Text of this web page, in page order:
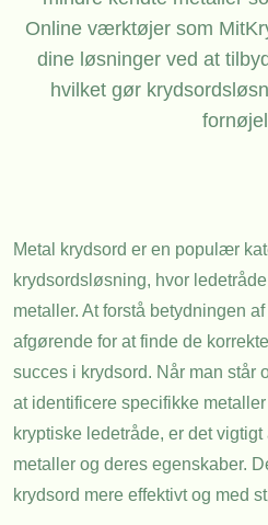
Online værktøjer som
dine løsninger ved at
hvilket gør
Metal krydsord er en populær
krydsordsløsning, hvor
metaller. At forstå betydningen
afgørende for at finde de
succes i krydsord. Når man står
at identificere specifikke
kryptiske ledetråde, er det
metaller og deres egenskaber.
krydsord mere effektivt og med